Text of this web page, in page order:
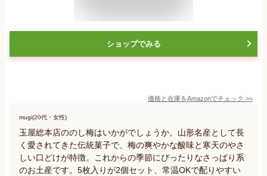
ショップでみる
価格と在庫をAmazonでチェック >>
mugi(20代・女性)
玉屋総本店ののし梅はいかがでしょうか。山形名産として長
く愛されてきた伝統菓子で、梅の爽やかな酸味と寒天のやさ
しい口どけが特徴。これからの季節にぴったりなさっぱり系
のお土産です。5枚入りが2個セット、常温OKで配りやすい